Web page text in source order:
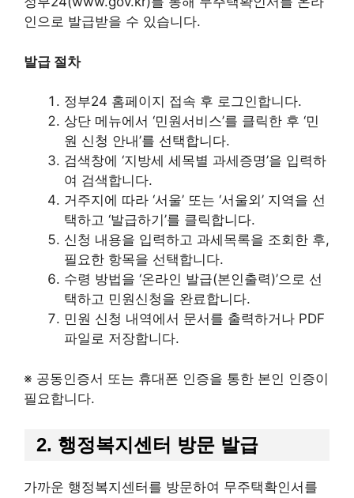
인으로 발급받을 수 있습니다.
발급 절차
정부24 홈페이지 접속 후 로그인합니다.
상단 메뉴에서 ‘민원서비스’를 클릭한 후 ‘민
원 신청 안내’를 선택합니다.
검색창에 ‘지방세 세목별 과세증명’을 입력하
여 검색합니다.
거주지에 따라 ‘서울’ 또는 ‘서울외’ 지역을 선
택하고 ‘발급하기’를 클릭합니다.
신청 내용을 입력하고 과세목록을 조회한 후,
필요한 항목을 선택합니다.
수령 방법을 ‘온라인 발급(본인출력)’으로 선
택하고 민원신청을 완료합니다.
민원 신청 내역에서 문서를 출력하거나 PDF
파일로 저장합니다.
※ 공동인증서 또는 휴대폰 인증을 통한 본인 인증이
필요합니다.
2. 행정복지센터 방문 발급
가까운 행정복지센터를 방문하여 무주택확인서를